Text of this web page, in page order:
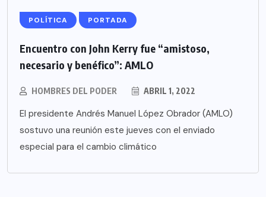
POLÍTICA PORTADA
Encuentro con John Kerry fue “amistoso,
necesario y benéfico”: AMLO
HOMBRES DEL PODER ABRIL 1, 2022
El presidente Andrés Manuel López Obrador (AMLO)
sostuvo una reunión este jueves con el enviado
especial para el cambio climático